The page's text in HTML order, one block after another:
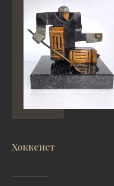
Хоккеист